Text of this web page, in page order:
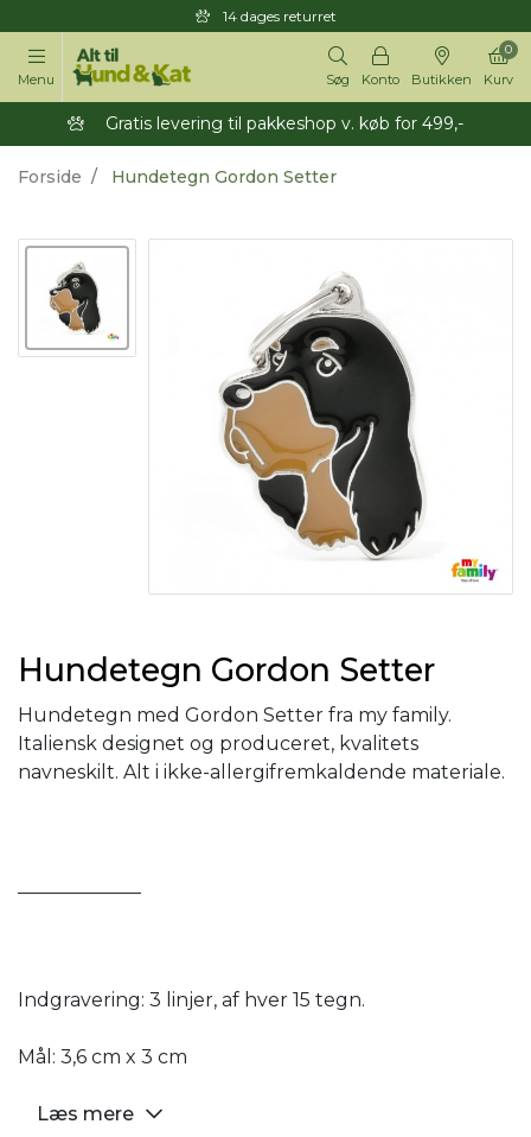
14 dages returret
Menu Søg Konto Butikken Kurv
0
Gratis levering til pakkeshop v. køb for 499,-
Forside Hundetegn Gordon Setter
Hundetegn Gordon Setter
Hundetegn med Gordon Setter fra my family.
Italiensk designet og produceret, kvalitets
navneskilt. Alt i ikke-allergifremkaldende materiale.
Indgravering: 3 linjer, af hver 15 tegn.
Mål: 3,6 cm x 3 cm
Læs mere